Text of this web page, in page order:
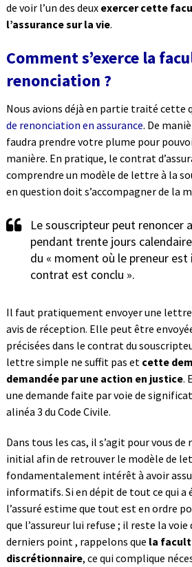
de voir l’un des deux exercer cette
l’assurance sur la vie.
Comment s’exerce la
renonciation ?
Nous avions déjà en partie traité cette
de renonciation en assurance. De
faudra prendre votre plume pour
manière. En pratique, le contrat
comprendre un modèle de lettre à la
en question doit s’accompagner de la
Le souscripteur peut renoncer
pendant trente jours
du « moment où le preneur
contrat est conclu ».
Il faut pratiquement envoyer une
avis de réception. Elle peut être
précisées dans le contrat du
lettre simple ne suffit pas et cette
demandée par une action en justice.
une demande faite par voie de
alinéa 3 du Code Civile.
Dans tous les cas, il s’agit pour vous
initial afin de retrouver le modèle de
fondamentalement intérêt à avoir
informatifs. Si en dépit de tout ce qui a
l’assuré estime que tout est en ordre
que l’assureur lui refuse ; il reste la voie
derniers point , rappelons que la
discrétionnaire, ce qui complique